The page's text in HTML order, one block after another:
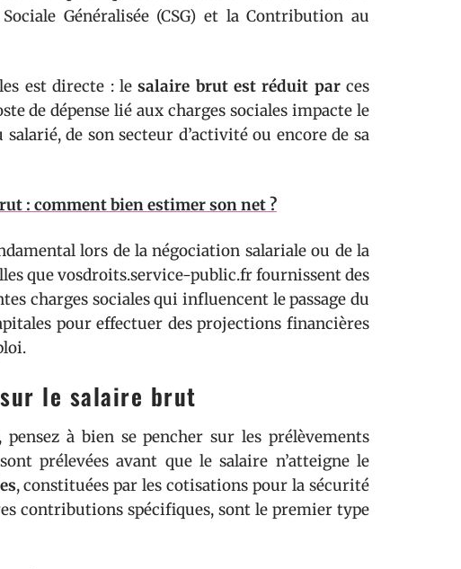
Généralisée (CSG) et la Contribution au
est directe : lesalaire brut est réduit parces
de dépense lié aux charges sociales impacte le
de son secteur d’activité ou encore de sa
: comment bien estimer son net ?
lors de la négociation salariale ou de la
que vosdroits.service-public.fr fournissent des
charges sociales qui influencent le passage du
pour effectuer des projections financières
le salaire brut
, pensez à bien se pencher sur les prélèvements
prélevées avant que le salaire n’atteigne le
, constituées par les cotisations pour la sécurité
contributions spécifiques, sont le premier type